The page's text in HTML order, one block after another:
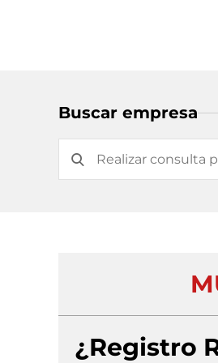
Buscar empresa
¿Registro